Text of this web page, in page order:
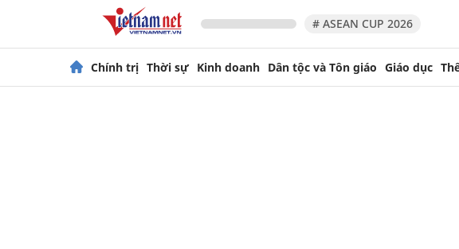
# ASEAN CUP 2026
Chính trị Thời sự Kinh doanh Dân tộc và Tôn giáo Giáo dục